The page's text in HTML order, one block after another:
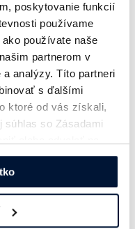
poskytovanie funkcií
používame
používate naše
partnerom v
analýzy. Títo partneri
s ďalšími
ktoré od vás získali,
so Zásadami